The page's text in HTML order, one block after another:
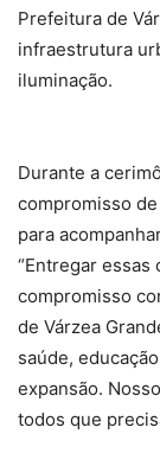
Prefeitura de
infraestrutura
iluminação.
Durante a
compromisso
para
“Entregar essas
compromisso
de Várzea
saúde,
expansão.
todos que